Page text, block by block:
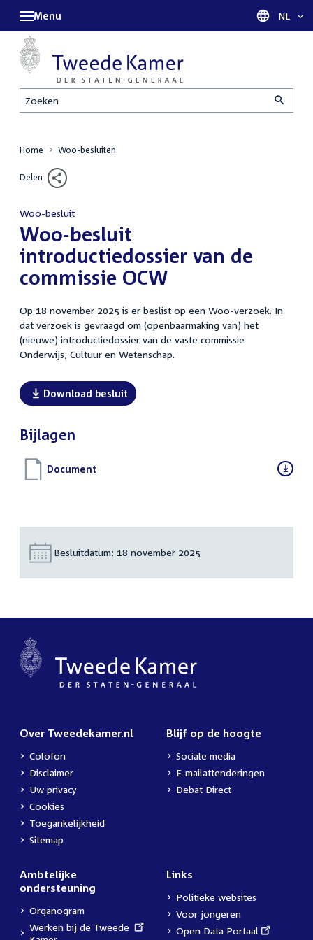
Zoeken
Menu Taal
NL
Home Woo-besluiten
Delen
Woo-besluit
:Woo-besluit
introductiedossier van de
commissie OCW
Op 18 november 2025 is er beslist op een Woo-verzoek. In
dat verzoek is gevraagd om (openbaarmaking van) het
(nieuwe) introductiedossier van de vaste commissie
Onderwijs, Cultuur en Wetenschap.
Download besluit
Bijlagen
Download
Document
Besluitdatum: 18 november 2025
Over Tweedekamer.nl
Colofon
Disclaimer
Uw privacy
Cookies
Toegankelijkheid
Sitemap
Blijf op de hoogte
Sociale media
E-mailattenderingen
Debat Direct
Ambtelijke
ondersteuning
Organogram
External
Werken bij de Tweede
Links
Politieke websites
Voor jongeren
External
Open Data Portaal